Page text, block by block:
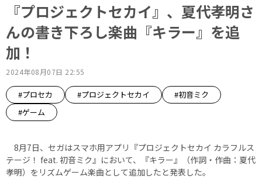
『プロジェクトセカイ』、夏代孝明さ
んの書き下ろし楽曲『キラー』を追
加！
2024年08月07日 22:55
#プロセカ #プロジェクトセカイ
#初音ミク
#ゲーム
8月7日、セガはスマホ用アプリ『プロジェクトセカイ カラフルス
テージ！ feat. 初音ミク』において、『キラー』（作詞・作曲：夏代
孝明）をリズムゲーム楽曲として追加したと発表した。